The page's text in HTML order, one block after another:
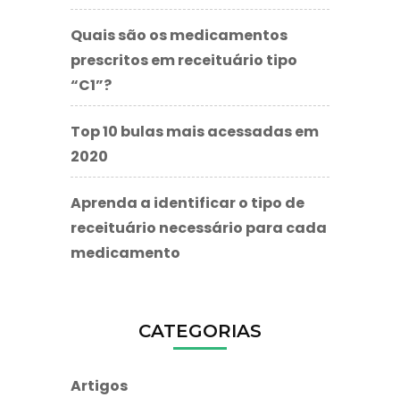
Quais são os medicamentos
prescritos em receituário tipo
“C1”?
Top 10 bulas mais acessadas em
2020
Aprenda a identificar o tipo de
receituário necessário para cada
medicamento
CATEGORIAS
Artigos